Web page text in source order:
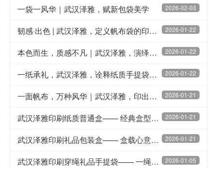
2026-02-03
一袋一风华｜武汉泽雅，赋新包袋美学
2026-01-22
韧感·出色 | 武汉泽雅，定义帆布袋的印刷格调
2026-01-22
本色而生，质感不凡｜武汉泽雅，演绎牛皮纸袋的自然美学
2026-01-22
一纸承礼，武汉泽雅，诠释纸质手提袋的多样美学
2026-01-21
一面帆布，万种风华｜武汉泽雅，印出你的态度袋
2026-01-21
武汉泽雅印刷纸质普通盒—— 经典盒型，实用之选
2026-01-21
武汉泽雅印刷礼品包装盒—— 盒载心意，礼显不凡
2026-01-05
武汉泽雅印刷穿绳礼品手提袋—— 一绳相系，心意手提